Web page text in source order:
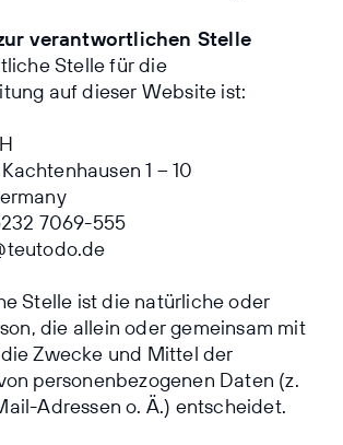
verantwortlichen Stelle
Stelle für die
auf dieser Website ist:
1 – 10
7069-555
Stelle ist die natürliche oder
die allein oder gemeinsam mit
Zwecke und Mittel der
personenbezogenen Daten (z.
Adressen o. Ä.) entscheidet.